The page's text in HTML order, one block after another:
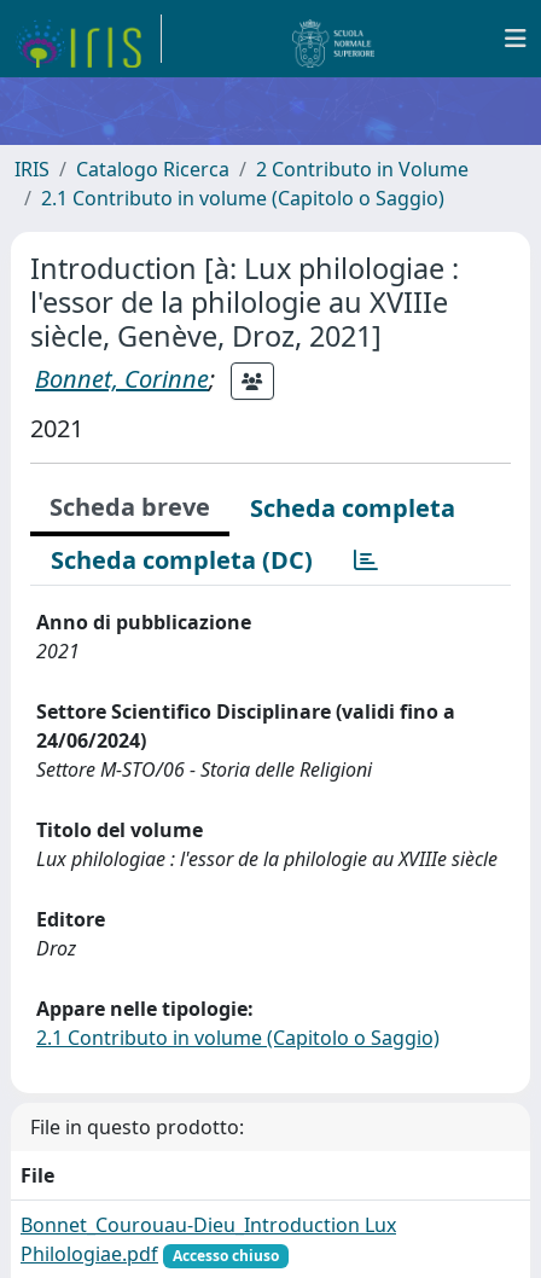
IRIS Catalogo Ricerca
2 Contributo in Volume
2.1 Contributo in volume (Capitolo o Saggio)
Introduction [à: Lux philologiae :
l'essor de la philologie au XVIIIe
siècle, Genève, Droz, 2021]
Bonnet, Corinne;
2021
Scheda breve
Scheda completa
Scheda completa (DC)
Anno di pubblicazione
2021
Settore Scientifico Disciplinare (validi fino a
24/06/2024)
Settore M-STO/06 - Storia delle Religioni
Titolo del volume
Lux philologiae : l'essor de la philologie au XVIIIe siècle
Editore
Droz
Appare nelle tipologie:
2.1 Contributo in volume (Capitolo o Saggio)
File in questo prodotto:
File
Bonnet_Courouau-Dieu_Introduction Lux
Philologiae.pdf
Accesso chiuso